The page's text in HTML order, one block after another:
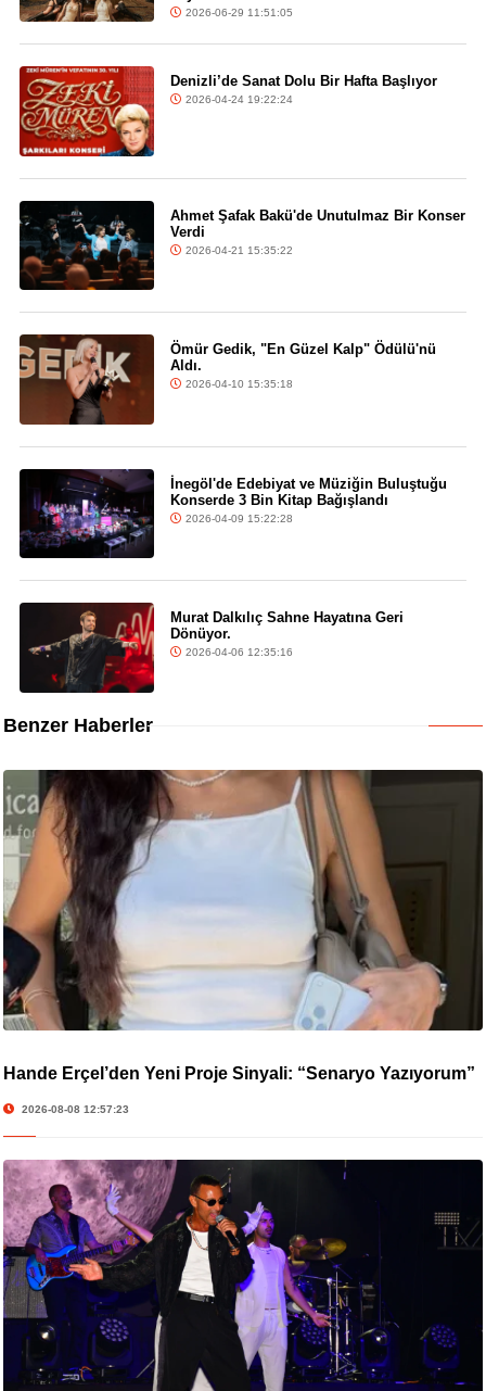
2026-06-29 11:51:05
Denizli’de Sanat Dolu Bir Hafta Başlıyor
2026-04-24 19:22:24
Ahmet Şafak Bakü'de Unutulmaz Bir Konser
Verdi
2026-04-21 15:35:22
Ömür Gedik, "En Güzel Kalp" Ödülü'nü
Aldı.
2026-04-10 15:35:18
İnegöl'de Edebiyat ve Müziğin Buluştuğu
Konserde 3 Bin Kitap Bağışlandı
2026-04-09 15:22:28
Murat Dalkılıç Sahne Hayatına Geri
Dönüyor.
2026-04-06 12:35:16
Benzer Haberler
Hande Erçel’den Yeni Proje Sinyali: “Senaryo Yazıyorum”
2026-08-08 12:57:23